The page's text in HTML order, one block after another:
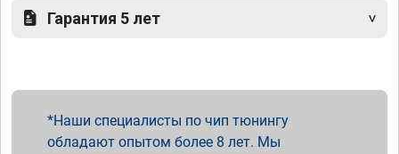
Гарантия 5 лет
Наши специалисты по чип тюнингу
обладают опытом более 8 лет. Мы